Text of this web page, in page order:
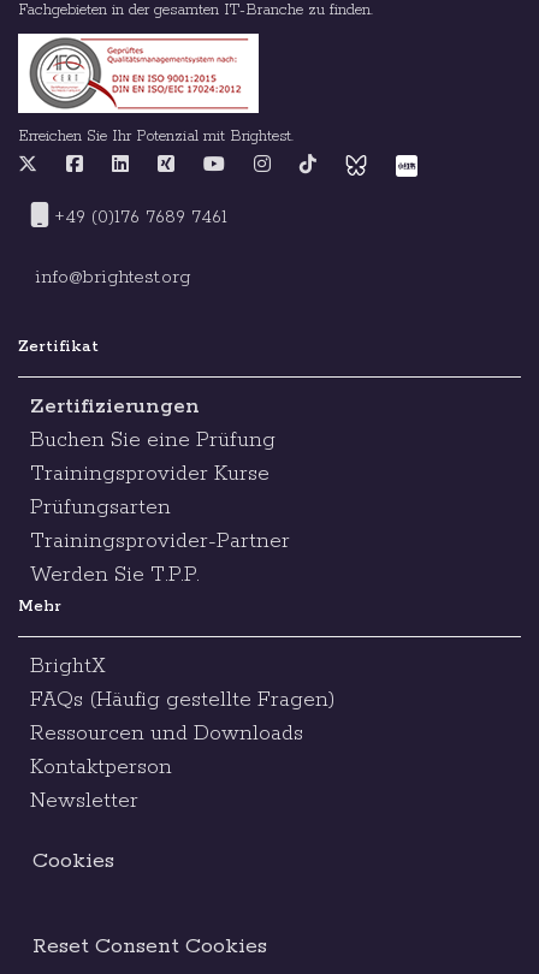
Fachgebieten in der gesamten IT-Branche zu finden.
Erreichen Sie Ihr Potenzial mit Brightest.
+49 (0)176 7689 7461
info@brightest.org
Zertifikat
Zertifizierungen
Buchen Sie eine Prüfung
Trainingsprovider Kurse
Prüfungsarten
Trainingsprovider-Partner
Werden Sie T.P.P.
Mehr
BrightX
FAQs (Häufig gestellte Fragen)
Ressourcen und Downloads
Kontaktperson
Newsletter
Cookies
Reset Consent Cookies